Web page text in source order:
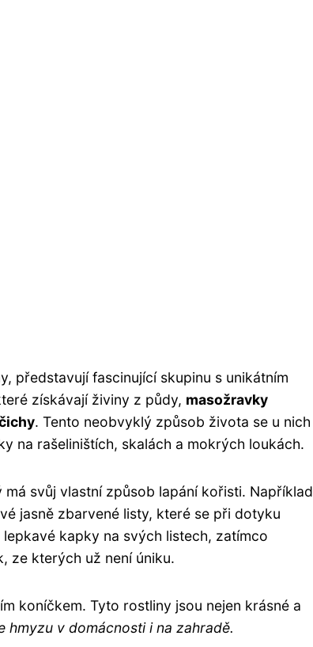
představují fascinující skupinu s unikátním
získávají živiny z půdy, masožravky
. Tento neobvyklý způsob života se u nich
na rašeliništích, skalách a mokrých loukách.
svůj vlastní způsob lapání kořisti. Například
jasně zbarvené listy, které se při dotyku
kapky na svých listech, zatímco
ze kterých už není úniku.
koníčkem. Tyto rostliny jsou nejen krásné a
hmyzu v domácnosti i na zahradě.